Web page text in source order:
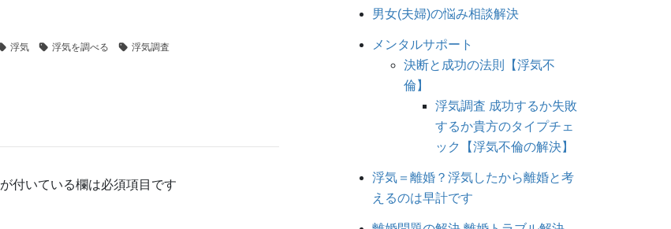
浮気 浮気を調べる
浮気調査
が付いている欄は必須項目です
男女(夫婦)の悩み相談解決
メンタルサポート
決断と成功の法則【浮気不
倫】
浮気調査 成功するか失敗
するか貴方のタイプチェ
ック【浮気不倫の解決】
浮気＝離婚？浮気したから離婚と考
えるのは早計です